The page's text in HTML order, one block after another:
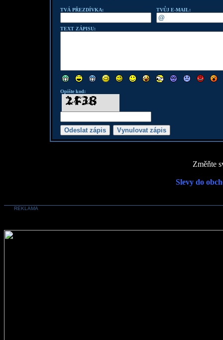
TVÁ PŘEZDÍVKA: TVŮJ E-MAIL:
TEXT ZÁPISU:
Opište kod:
Změňte
Slevy do
REKLAMA